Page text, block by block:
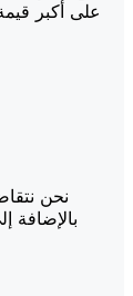
على أكبر
نحن
بالإضافة